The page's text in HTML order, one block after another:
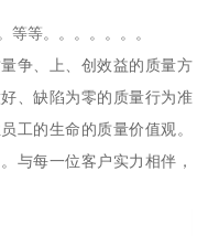
等等。。。。。。。
争、上、创效益的质量方
、缺陷为零的质量行为准
工的生命的质量价值观。
与每一位客户实力相伴，